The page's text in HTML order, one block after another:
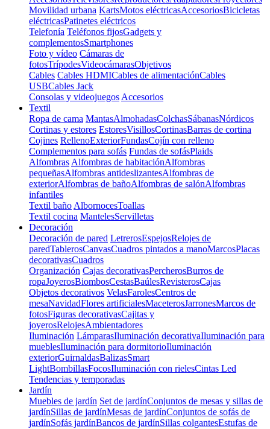
Movilidad urbana KartsMotos eléctricasAccesoriosBicicletas
eléctricasPatinetes eléctricos
Telefonía Teléfonos fijosGadgets y
complementosSmartphones
Foto y vídeo Cámaras de
fotosTrípodesVideocámarasObjetivos
Cables Cables HDMICables de alimentaciónCables
USBCables Jack
Consolas y videojuegos Accesorios
Textil
Ropa de cama MantasAlmohadasColchasSábanasNórdicos
Cortinas y estores EstoresVisillosCortinasBarras de cortina
Cojines RellenoExteriorFundasCojín con relleno
Complementos para sofás Fundas de sofásPlaids
Alfombras Alfombras de habitaciónAlfombras
pequeñasAlfombras antideslizantesAlfombras de
exteriorAlfombras de bañoAlfombras de salónAlfombras
infantiles
Textil baño AlbornocesToallas
Textil cocina MantelesServilletas
Decoración
Decoración de pared LetrerosEspejosRelojes de
paredTablerosCanvasCuadros pintados a manoMarcosPlacas
decorativasCuadros
Organización Cajas decorativasPercherosBurros de
ropaJoyerosBiombosCestasBaúlesRevisterosCajas
Objetos decorativos VelasFarolesCentros de
mesaNavidadFlores artificialesMaceterosJarronesMarcos de
fotosFiguras decorativasCajitas y
joyerosRelojesAmbientadores
Iluminación LámparasIluminación decorativaIluminación para
mueblesIluminación para dormitorioIluminación
exteriorGuirnaldasBalizasSmart
LightBombillasFocosIluminación con rielesCintas Led
Tendencias y temporadas
Jardín
Muebles de jardín Set de jardínConjuntos de mesas y sillas de
jardínSillas de jardínMesas de jardínConjuntos de sofás de
jardínSofás jardínBancos de jardínSillas colgantesEstufas de